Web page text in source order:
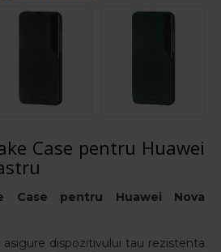
Case pentru Huawei
Case pentru Huawei Nova
asigure dispozitivului tau rezistenta